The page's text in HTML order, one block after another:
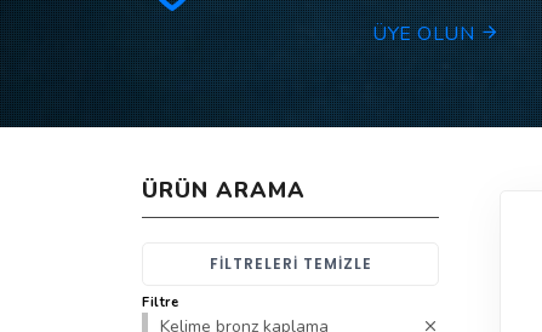
ÜYE OLUN
ÜRÜN ARAMA
FILTRELERI TEMIZLE
Filtre
Kelime bronz kaplama